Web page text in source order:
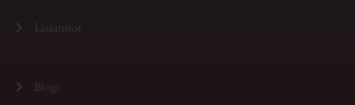
Lisäansiot
Blogi